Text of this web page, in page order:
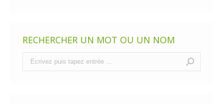
RECHERCHER UN MOT OU UN NOM